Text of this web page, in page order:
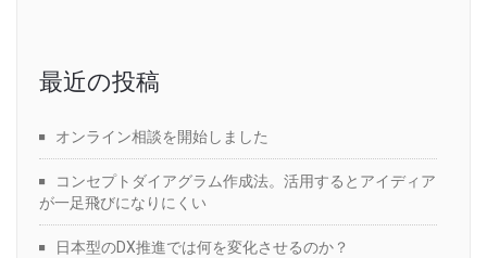
最近の投稿
オンライン相談を開始しました
コンセプトダイアグラム作成法。活用するとアイディア
が一足飛びになりにくい
日本型のDX推進では何を変化させるのか？